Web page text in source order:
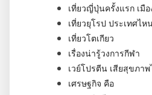
เที่ยวญี่ปุ่นครั้งแรก เมื
เที่ยวยุโรป ประเทศไห
เที่ยวโตเกียว
เรื่องน่ารู้วงการกีฬา
เวย์โปรตีน เสียสุขภาพ
เศรษฐกิจ คือ